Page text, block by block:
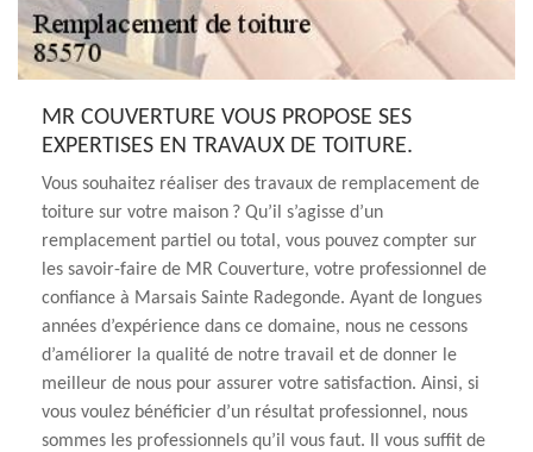
MR COUVERTURE VOUS PROPOSE SES
EXPERTISES EN TRAVAUX DE TOITURE.
Vous souhaitez réaliser des travaux de remplacement de
toiture sur votre maison ? Qu’il s’agisse d’un
remplacement partiel ou total, vous pouvez compter sur
les savoir-faire de MR Couverture, votre professionnel de
confiance à Marsais Sainte Radegonde. Ayant de longues
années d’expérience dans ce domaine, nous ne cessons
d’améliorer la qualité de notre travail et de donner le
meilleur de nous pour assurer votre satisfaction. Ainsi, si
vous voulez bénéficier d’un résultat professionnel, nous
sommes les professionnels qu’il vous faut. Il vous suffit de